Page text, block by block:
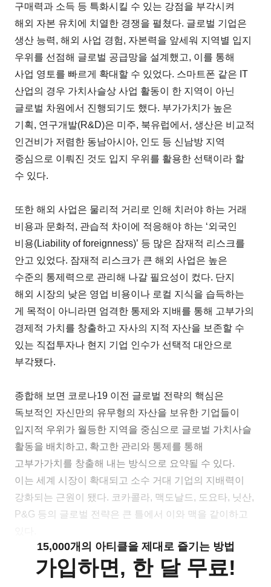
구매력과 소득 등 특화시킬 수 있는 강점을 부각시켜
해외 자본 유치에 치열한 경쟁을 펼쳤다. 글로벌 기업은
생산 능력, 해외 사업 경험, 자본력을 앞세워 지역별 입지
우위를 선점해 글로벌 공급망을 설계했고, 이를 통해
사업 영토를 빠르게 확대할 수 있었다. 스마트폰 같은 IT
산업의 경우 가치사슬상 사업 활동이 한 지역이 아닌
글로벌 차원에서 진행되기도 했다. 부가가치가 높은
기획, 연구개발(R&D)은 미주, 북유럽에서, 생산은 비교적
인건비가 저렴한 동남아시아, 인도 등 신남방 지역
중심으로 이뤄진 것도 입지 우위를 활용한 선택이라 할
수 있다.
또한 해외 사업은 물리적 거리로 인해 치러야 하는 거래
비용과 문화적, 관습적 차이에 적응해야 하는 ‘외국인
비용(Liability of foreignness)’ 등 많은 잠재적 리스크를
안고 있었다. 잠재적 리스크가 큰 해외 사업은 높은
수준의 통제력으로 관리해 나갈 필요성이 컸다. 단지
해외 시장의 낮은 영업 비용이나 로컬 지식을 습득하는
게 목적이 아니라면 엄격한 통제와 지배를 통해 고부가의
경제적 가치를 창출하고 자사의 지적 자산을 보존할 수
있는 직접투자나 현지 기업 인수가 선택적 대안으로
부각됐다.
종합해 보면 코로나19 이전 글로벌 전략의 핵심은
독보적인 자신만의 유무형의 자산을 보유한 기업들이
입지적 우위가 월등한 지역을 중심으로 글로벌 가치사슬
활동을 배치하고, 확고한 관리와 통제를 통해
고부가가치를 창출해 내는 방식으로 요약될 수 있다.
이는 세계 시장이 확대되고 소수 거대 기업의 지배력이
강화되는 근원이 됐다. 코카콜라, 맥도날드, 도요타, 닛산,
P&G 등의 글로벌 전략은 큰 틀에서 이와 맥을 같이하고
15,000개의 아티클을 제대로 즐기는 방법
가입하면, 한 달 무료!